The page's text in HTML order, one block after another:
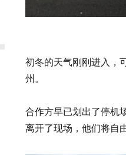
初冬的天气刚刚进入，
州。
合作方早已划出了停机
离开了现场，他们将自